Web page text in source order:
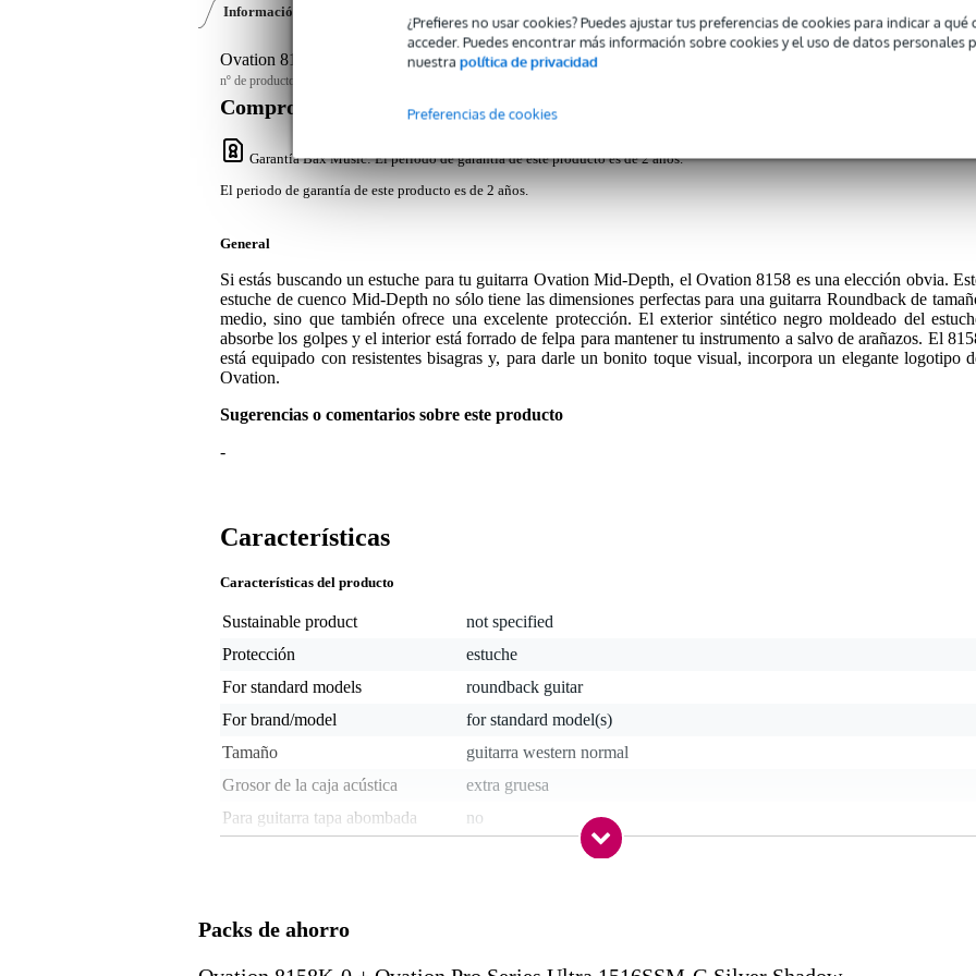
¿Prefieres no usar cookies? Puedes ajustar tus preferencias de cookies para indicar a
acceder. Puedes encontrar más información sobre cookies y el uso de datos personales
nuestra política de privacidad
Preferencias de cookies
Información del producto
Ovation 8158K-0 estuche para guitarra deep y mid-depth roundback
nº de producto:
Compromiso de servicio
Garantía Bax Music: El periodo de garantía de este producto es de 2 años.
El periodo de garantía de este producto es de 2 años.
General
Si estás buscando un estuche para tu guitarra Ovation Mid-Depth, el Ovation 8158 es una elección obvia.
estuche de cuenco Mid-Depth no sólo tiene las dimensiones perfectas para una guitarra Roundback de
medio, sino que también ofrece una excelente protección. El exterior sintético negro moldeado del
absorbe los golpes y el interior está forrado de felpa para mantener tu instrumento a salvo de arañazos. El
está equipado con resistentes bisagras y, para darle un bonito toque visual, incorpora un elegante logotipo
Ovation.
Sugerencias o comentarios sobre este producto
-
Características
Características del producto
Sustainable product
not specified
Protección
estuche
For standard models
roundback guitar
For brand/model
for standard model(s)
Tamaño
guitarra western normal
Grosor de la caja acústica
extra gruesa
Para guitarra tapa abombada
no
Packs de ahorro